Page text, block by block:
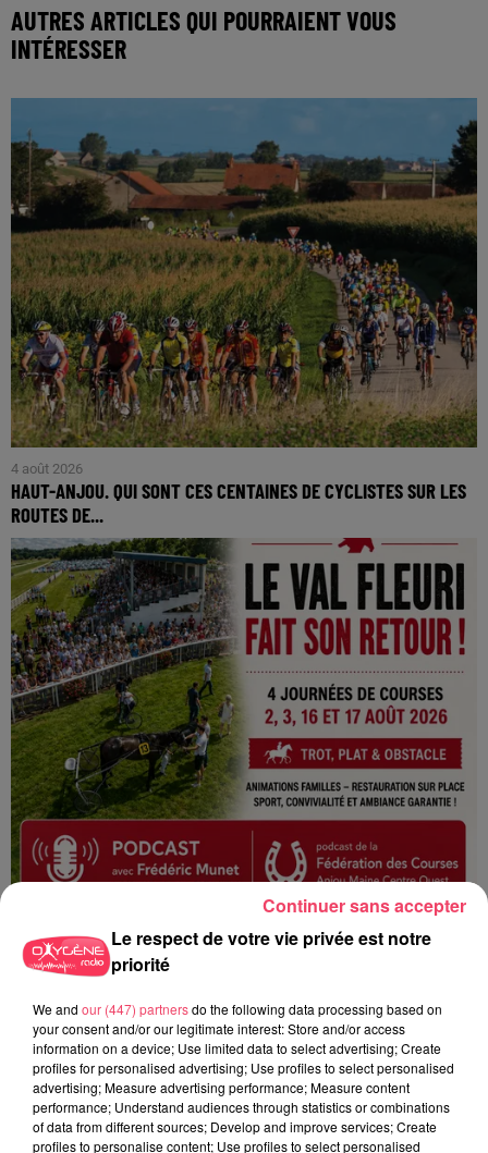
AUTRES ARTICLES QUI POURRAIENT VOUS
INTÉRESSER
4 août 2026
HAUT-ANJOU. QUI SONT CES CENTAINES DE CYCLISTES SUR LES
ROUTES DE...
PODCAST : L’HIPPODROME DE ROCHEFORT-SUR-LOIRE PRÊT À
RETROUVER SON...
Le respect de votre vie privée est notre
priorité
We and our (447) partnersdo the following data processing based on
your consent and/or our legitimate interest: Store and/or access
information on a device; Use limited data to select advertising; Create
profiles for personalised advertising; Use profiles to select personalised
advertising; Measure advertising performance; Measure content
performance; Understand audiences through statistics or combinations
of data from different sources; Develop and improve services; Create
profiles to personalise content; Use profiles to select personalised
Continuer sans accepter